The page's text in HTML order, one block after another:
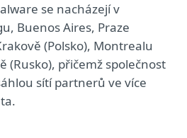
se nacházejí v
Buenos Aires, Praze
(Polsko), Montrealu
(Rusko), přičemž společnost
sítí partnerů ve více